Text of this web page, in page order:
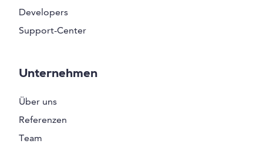
Developers
Support-Center
Unternehmen
Über uns
Referenzen
Team